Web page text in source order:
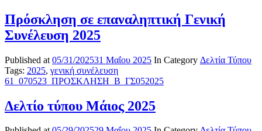
Πρόσκληση σε επαναληπτική Γενική
Συνέλευση 2025
Published at 05/31/202531 Μαΐου 2025 In Category Δελτία Τύπου
Tags: 2025, γενική συνέλευση
61_070523_ΠΡΟΣΚΛΗΣΗ_Β_ΓΣ052025
Δελτίο τύπου Μάιος 2025